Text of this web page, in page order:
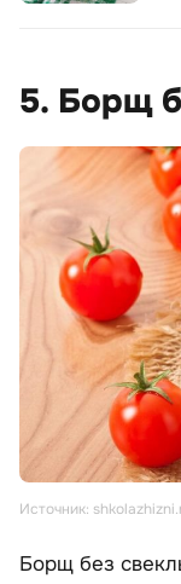
5. Борщ
Источник:
Борщ без